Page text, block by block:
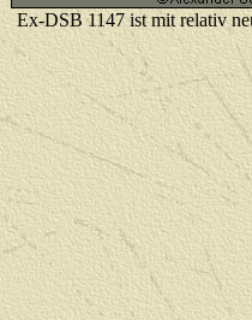
Ex-DSB 1147 ist mit relativ